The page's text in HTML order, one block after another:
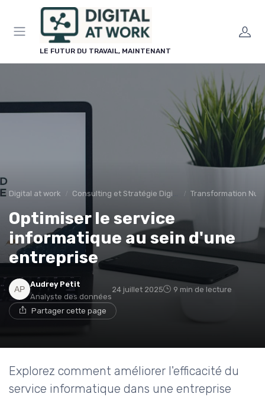
LE FUTUR DU TRAVAIL, MAINTENANT
Digital at work Consulting et Stratégie Digitale Transformation
Optimiser le service
informatique au sein d'une
entreprise
Audrey Petit
Analyste des données
24 juillet 2025 9 min de lecture
Partager cette page
Explorez comment améliorer l'efficacité du
service informatique dans une entreprise
Panneau de gestion des cookies